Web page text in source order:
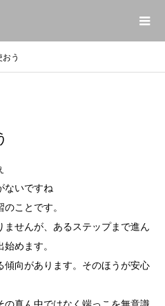
う
ないですね
ことです。
ませんが、あるステップまで進ん
めます。
向があります。そのほうが安心